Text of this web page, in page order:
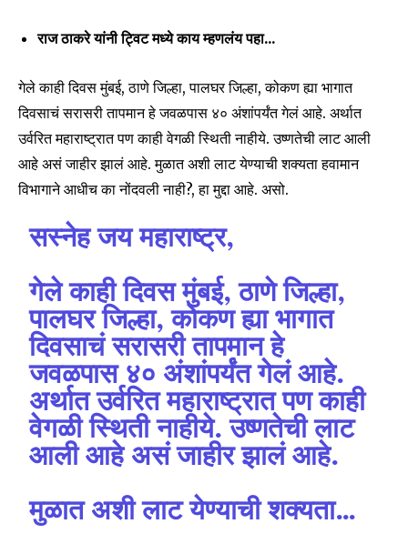
राज ठाकरे यांनी ट्विट मध्ये काय म्हणलंय पहा…
गेले काही दिवस मुंबई, ठाणे जिल्हा, पालघर जिल्हा, कोकण ह्या भागात
दिवसाचं सरासरी तापमान हे जवळपास ४० अंशांपर्यंत गेलं आहे. अर्थात
उर्वरित महाराष्ट्रात पण काही वेगळी स्थिती नाहीये. उष्णतेची लाट आली
आहे असं जाहीर झालं आहे. मुळात अशी लाट येण्याची शक्यता हवामान
विभागाने आधीच का नोंदवली नाही?, हा मुद्दा आहे. असो.
सस्नेह जय महाराष्ट्र,
गेले काही दिवस मुंबई, ठाणे जिल्हा,
पालघर जिल्हा, कोकण ह्या भागात
दिवसाचं सरासरी तापमान हे
जवळपास ४० अंशांपर्यंत गेलं आहे.
अर्थात उर्वरित महाराष्ट्रात पण काही
वेगळी स्थिती नाहीये. उष्णतेची लाट
आली आहे असं जाहीर झालं आहे.
मुळात अशी लाट येण्याची शक्यता…